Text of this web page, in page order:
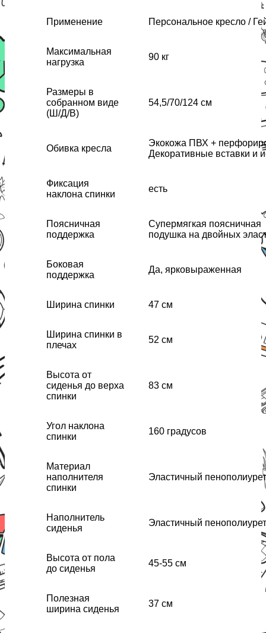
Применение Персональное кресло /
Максимальная
нагрузка
90 кг
Размеры в
собранном виде
(Ш/Д/В)
54,5/70/124 см
Обивка кресла
Экокожа ПВХ +
Декоративные вставки и
Фиксация
наклона спинки
есть
Поясничная
поддержка
Супермягкая поясничная
подушка на двойных
Боковая
поддержка
Да, ярковыраженная
Ширина спинки 47 см
Ширина спинки в
плечах
52 см
Высота от
сиденья до верха
спинки
83 см
Угол наклона
спинки
160 градусов
Материал
наполнителя
спинки
Эластичный
Наполнитель
сиденья
Эластичный
Высота от пола
до сиденья
45-55 см
Полезная
ширина сиденья
37 см